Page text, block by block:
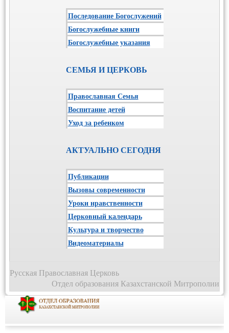
Последование Богослужений
Богослужебные книги
Богослужебные указания
СЕМЬЯ И ЦЕРКОВЬ
Православная Семья
Воспитание детей
Уход за ребенком
АКТУАЛЬНО СЕГОДНЯ
Публикации
Вызовы современности
Уроки нравственности
Церковный календарь
Культура и творчество
Видеоматериалы
Русская Православная Церковь
Отдел образования Казахстанской Митрополии